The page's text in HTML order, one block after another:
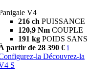
V4
216 ch PUISSANCE
120,9 Nm COUPLE
191 kg POIDS
partir de 28 390 € i
la Découvrez-la
S